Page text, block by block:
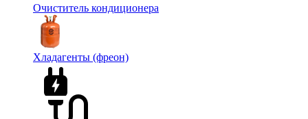
Очиститель кондиционера
Хладагенты (фреон)